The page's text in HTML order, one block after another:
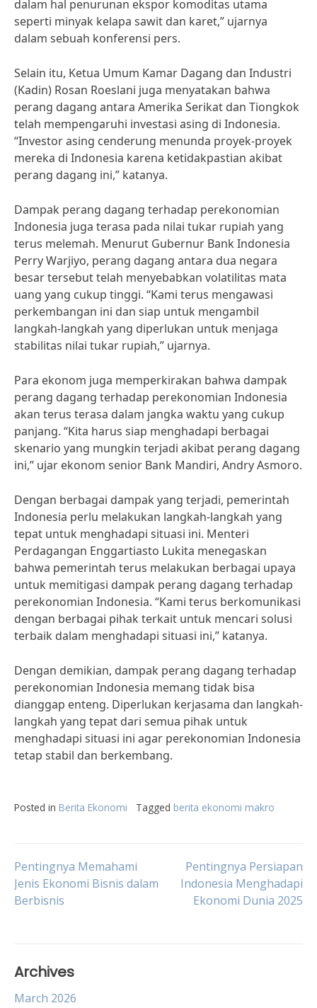
dalam hal penurunan ekspor komoditas utama
seperti minyak kelapa sawit dan karet,” ujarnya
dalam sebuah konferensi pers.
Selain itu, Ketua Umum Kamar Dagang dan Industri
(Kadin) Rosan Roeslani juga menyatakan bahwa
perang dagang antara Amerika Serikat dan Tiongkok
telah mempengaruhi investasi asing di Indonesia.
“Investor asing cenderung menunda proyek-proyek
mereka di Indonesia karena ketidakpastian akibat
perang dagang ini,” katanya.
Dampak perang dagang terhadap perekonomian
Indonesia juga terasa pada nilai tukar rupiah yang
terus melemah. Menurut Gubernur Bank Indonesia
Perry Warjiyo, perang dagang antara dua negara
besar tersebut telah menyebabkan volatilitas mata
uang yang cukup tinggi. “Kami terus mengawasi
perkembangan ini dan siap untuk mengambil
langkah-langkah yang diperlukan untuk menjaga
stabilitas nilai tukar rupiah,” ujarnya.
Para ekonom juga memperkirakan bahwa dampak
perang dagang terhadap perekonomian Indonesia
akan terus terasa dalam jangka waktu yang cukup
panjang. “Kita harus siap menghadapi berbagai
skenario yang mungkin terjadi akibat perang dagang
ini,” ujar ekonom senior Bank Mandiri, Andry Asmoro.
Dengan berbagai dampak yang terjadi, pemerintah
Indonesia perlu melakukan langkah-langkah yang
tepat untuk menghadapi situasi ini. Menteri
Perdagangan Enggartiasto Lukita menegaskan
bahwa pemerintah terus melakukan berbagai upaya
untuk memitigasi dampak perang dagang terhadap
perekonomian Indonesia. “Kami terus berkomunikasi
dengan berbagai pihak terkait untuk mencari solusi
terbaik dalam menghadapi situasi ini,” katanya.
Dengan demikian, dampak perang dagang terhadap
perekonomian Indonesia memang tidak bisa
dianggap enteng. Diperlukan kerjasama dan langkah-
langkah yang tepat dari semua pihak untuk
menghadapi situasi ini agar perekonomian Indonesia
tetap stabil dan berkembang.
Posted in Berita Ekonomi Tagged berita ekonomi makro
Post
navigation
Pentingnya Memahami
Jenis Ekonomi Bisnis dalam
Berbisnis
Pentingnya Persiapan
Indonesia Menghadapi
Ekonomi Dunia 2025
Archives
March 2026